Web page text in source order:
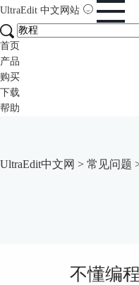
UltraEdit 中文网站
首页
产品
购买
下载
帮助
UltraEdit中文网 > 常见问题
不懂编